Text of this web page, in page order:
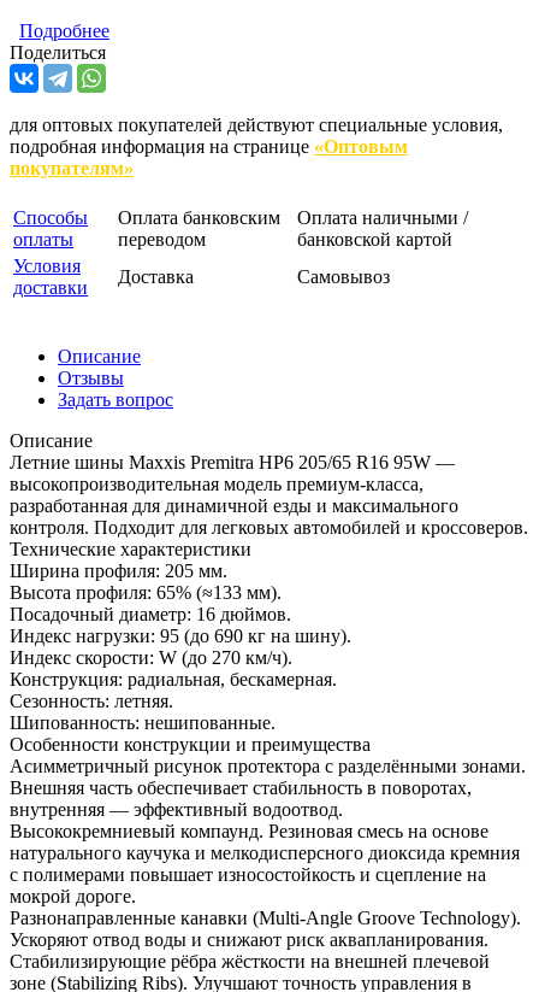
Подробнее
Поделиться
для оптовых покупателей действуют специальные условия,
подробная информация на странице «Оптовым
покупателям»
Способы
оплаты
Оплата банковским
переводом
Оплата наличными /
банковской картой
Условия
доставки
Доставка Самовывоз
Описание
Отзывы
Задать вопрос
Описание
Летние шины Maxxis Premitra HP6 205/65 R16 95W —
высокопроизводительная модель премиум-класса,
разработанная для динамичной езды и максимального
контроля. Подходит для легковых автомобилей и кроссоверов.
Технические характеристики
Ширина профиля: 205 мм.
Высота профиля: 65% (≈133 мм).
Посадочный диаметр: 16 дюймов.
Индекс нагрузки: 95 (до 690 кг на шину).
Индекс скорости: W (до 270 км/ч).
Конструкция: радиальная, бескамерная.
Сезонность: летняя.
Шипованность: нешипованные.
Особенности конструкции и преимущества
Асимметричный рисунок протектора с разделёнными зонами.
Внешняя часть обеспечивает стабильность в поворотах,
внутренняя — эффективный водоотвод.
Высококремниевый компаунд. Резиновая смесь на основе
натурального каучука и мелкодисперсного диоксида кремния
с полимерами повышает износостойкость и сцепление на
мокрой дороге.
Разнонаправленные канавки (Multi-Angle Groove Technology).
Ускоряют отвод воды и снижают риск аквапланирования.
Стабилизирующие рёбра жёсткости на внешней плечевой
зоне (Stabilizing Ribs). Улучшают точность управления в